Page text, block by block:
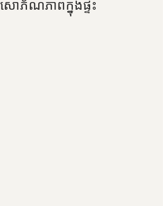
សោភ័ណភាពក្នុងផ្ទះ